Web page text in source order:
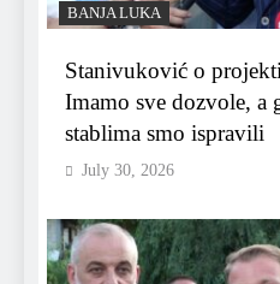
BANJA LUKA
Stanivuković o
Imamo sve dozvole, a
stablima smo ispravili
July 30, 2026